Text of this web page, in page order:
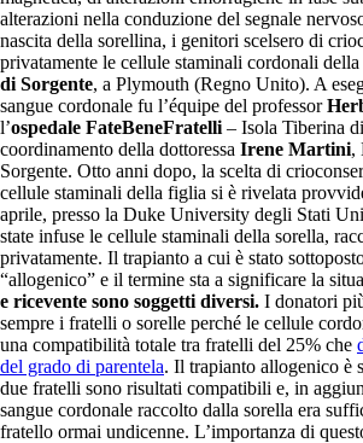
alterazioni nella conduzione del segnale
nascita della sorellina, i genitori scelsero di
privatamente le cellule staminali cordonali
di Sorgente, a Plymouth (Regno Unito). A
sangue cordonale fu l’équipe del professor
l’ospedale FateBeneFratelli – Isola Tiberina
coordinamento della dottoressa Irene Martini,
Sorgente. Otto anni dopo, la scelta di
cellule staminali della figlia si è rivelata
aprile, presso la Duke University degli Stati
state infuse le cellule staminali della sorella,
privatamente. Il trapianto a cui è stato
“allogenico” e il termine sta a significare la
e ricevente sono soggetti diversi. I donatori
sempre i fratelli o sorelle perché le cellule
una compatibilità totale tra fratelli del 25% che
del grado di parentela. Il trapianto allogenico è
due fratelli sono risultati compatibili e, in
sangue cordonale raccolto dalla sorella era
fratello ormai undicenne. L’importanza di